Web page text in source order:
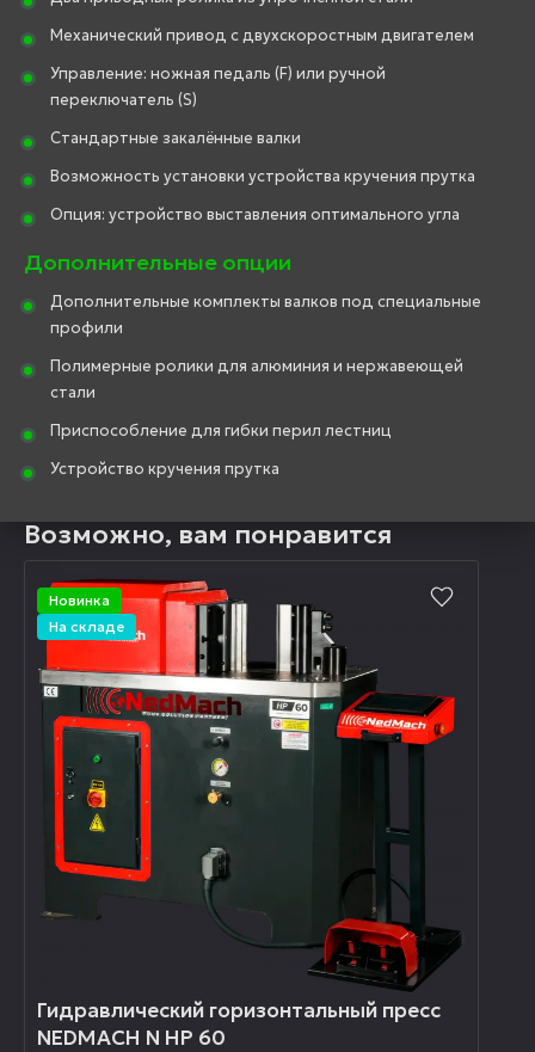
Механический привод с двухскоростным двигателем
Управление: ножная педаль (F) или ручной
переключатель (S)
Стандартные закалённые валки
Возможность установки устройства кручения прутка
Опция: устройство выставления оптимального угла
Дополнительные опции
Дополнительные комплекты валков под специальные
профили
Полимерные ролики для алюминия и нержавеющей
стали
Приспособление для гибки перил лестниц
Устройство кручения прутка
Возможно, вам понравится
Новинка
На складе
Гидравлический горизонтальный пресс
NEDMACH N HP 60